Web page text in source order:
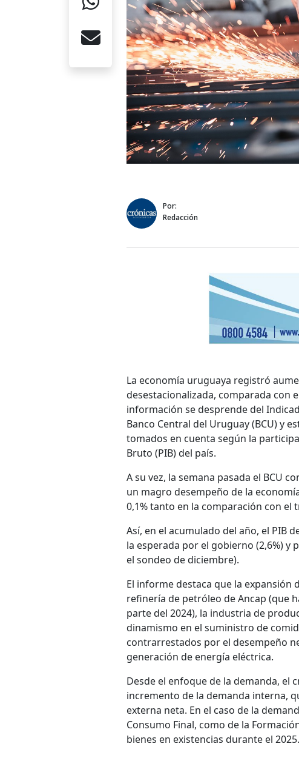
Por:
Redacción
La economía uruguaya registró
desestacionalizada, comparada con
información se desprende del
Banco Central del Uruguay (BCU) y
tomados en cuenta según la
Bruto (PIB) del país.
A su vez, la semana pasada el BCU
un magro desempeño de la
0,1% tanto en la comparación con
Así, en el acumulado del año, el PIB
la esperada por el gobierno (2,6%) y
el sondeo de diciembre).
El informe destaca que la expansión
refinería de petróleo de Ancap (que
parte del 2024), la industria de
dinamismo en el suministro de
contrarrestados por el desempeño
generación de energía eléctrica.
Desde el enfoque de la demanda, el
incremento de la demanda interna,
externa neta. En el caso de la
Consumo Final, como de la
bienes en existencias durante el 2025.